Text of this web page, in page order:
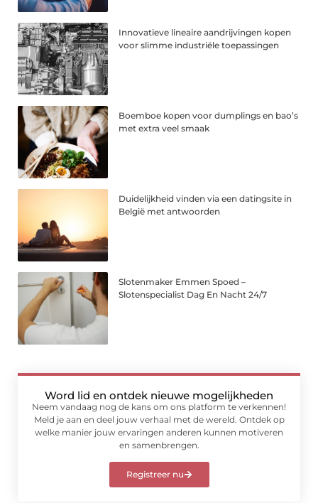
Innovatieve lineaire aandrijvingen kopen
voor slimme industriële toepassingen
Boemboe kopen voor dumplings en bao’s
met extra veel smaak
Duidelijkheid vinden via een datingsite in
België met antwoorden
Slotenmaker Emmen Spoed –
Slotenspecialist Dag En Nacht 24/7
Word lid en ontdek nieuwe mogelijkheden
Neem vandaag nog de kans om ons platform te verkennen!
Meld je aan en deel jouw verhaal met de wereld. Ontdek op
welke manier jouw ervaringen anderen kunnen motiveren
en samenbrengen.
Registreer nu